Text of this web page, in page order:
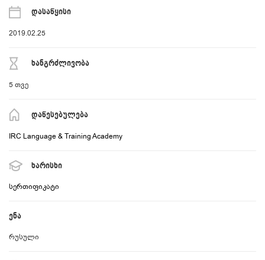
დასაწყისი
2019.02.25
ხანგრძლივობა
5თვე
დაწესებულება
IRC Language & Training Academy
ხარისხი
სერთიფიკატი
ენა
რუსული